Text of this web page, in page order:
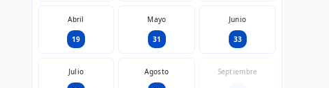
Abril
19
Mayo
31
Junio
33
Julio Agosto Septiembre